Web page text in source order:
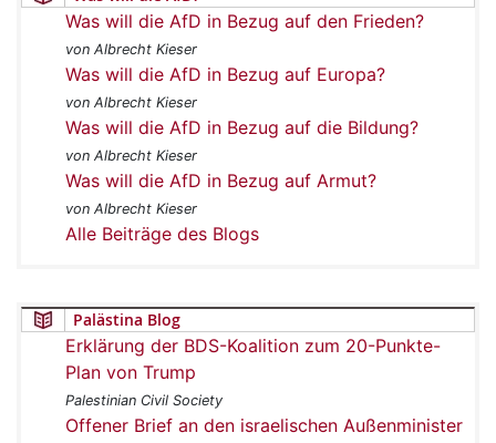
Was will die AfD in Bezug auf den Frieden?
von Albrecht Kieser
Was will die AfD in Bezug auf Europa?
von Albrecht Kieser
Was will die AfD in Bezug auf die Bildung?
von Albrecht Kieser
Was will die AfD in Bezug auf Armut?
von Albrecht Kieser
Alle Beiträge des Blogs
Palästina Blog
Erklärung der BDS-Koalition zum 20-Punkte-
Plan von Trump
Palestinian Civil Society
Offener Brief an den israelischen Außenminister